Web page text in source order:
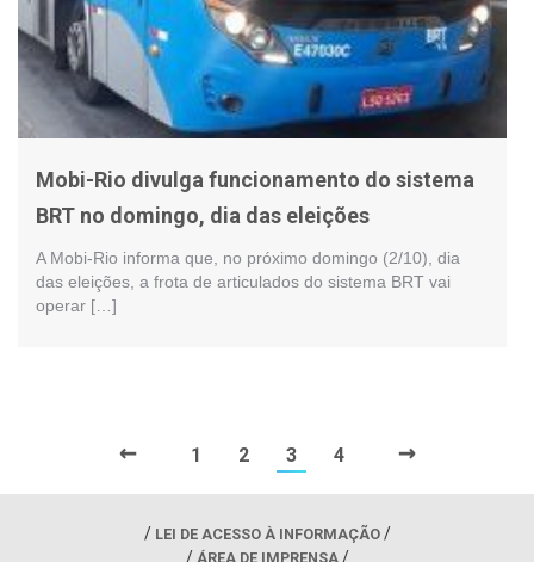
Mobi-Rio divulga funcionamento do sistema
BRT no domingo, dia das eleições
A Mobi-Rio informa que, no próximo domingo (2/10), dia
das eleições, a frota de articulados do sistema BRT vai
operar […]
← 1 2 3 4 →
LEI DE ACESSO À INFORMAÇÃO
ÁREA DE IMPRENSA